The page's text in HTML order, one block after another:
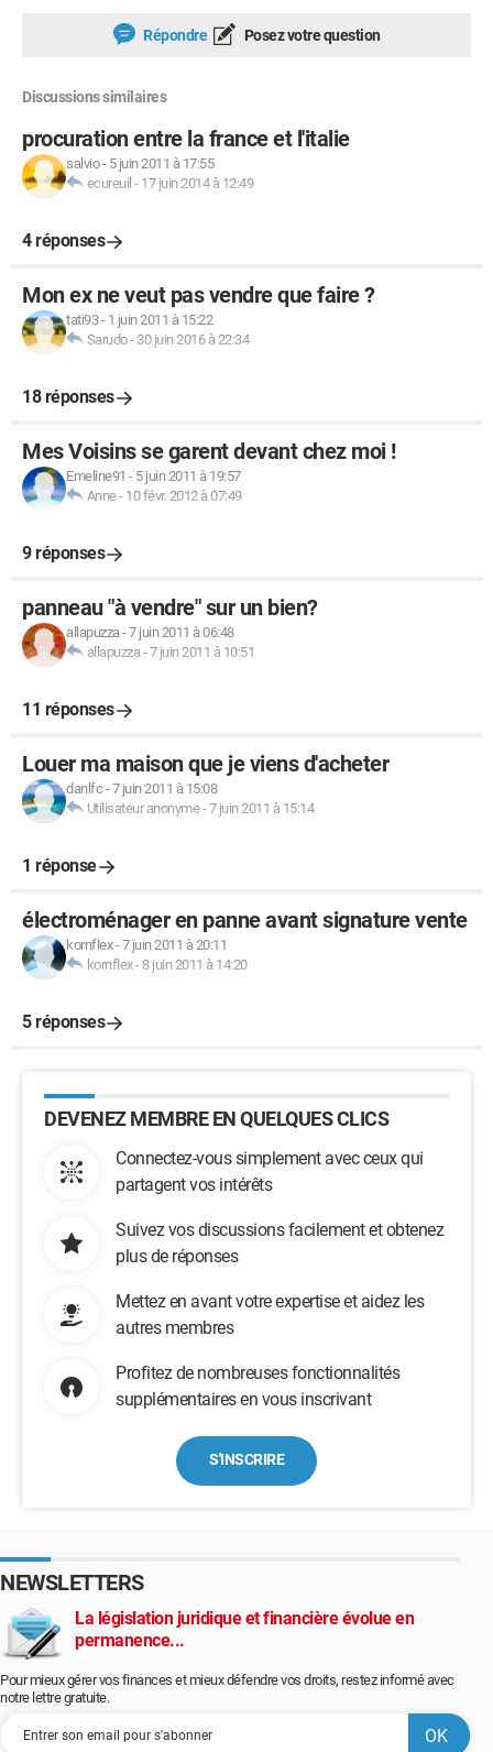
Répondre Posez votre question
Discussions similaires
procuration entre la france et l'italie
salvio- 5 juin 2011 à 17:55
ecureuil - 17 juin 2014 à 12:49
4 réponses
Mon ex ne veut pas vendre que faire ?
tati93- 1 juin 2011 à 15:22
Sarudo- 30 juin 2016 à 22:34
18 réponses
Mes Voisins se garent devant chez moi !
Emeline91 - 5 juin 2011 à 19:57
Anne- 10 févr. 2012 à 07:49
9 réponses
panneau "à vendre" sur un bien?
allapuzza-7 juin 2011 à 06:48
allapuzza -7 juin 2011 à 10:51
11 réponses
Louer ma maison que je viens d'acheter
danlfc -7 juin 2011 à 15:08
Utilisateur anonyme-7 juin 2011 à 15:14
1 réponse
électroménager en panne avant signature vente
kornflex-7 juin 2011 à 20:11
kornflex- 8 juin 2011 à 14:20
5 réponses
DEVENEZ MEMBRE EN QUELQUES CLICS
Connectez-vous simplement avec ceux qui
partagent vos intérêts
Suivez vos discussions facilement et obtenez
plus de réponses
Mettez en avant votre expertise et aidez les
autres membres
Profitez de nombreuses fonctionnalités
supplémentaires en vous inscrivant
S'INSCRIRE
NEWSLETTERS
La législation juridique et financière évolue en
permanence...
Pour mieux gérer vos finances et mieux défendre vos droits, restez informé avec
notre lettre gratuite.